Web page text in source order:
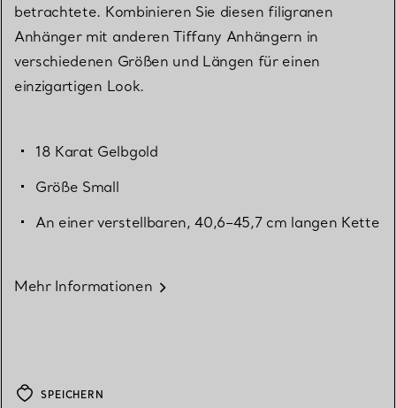
betrachtete. Kombinieren Sie diesen filigranen
Anhänger mit anderen Tiffany Anhängern in
verschiedenen Größen und Längen für einen
einzigartigen Look.
18 Karat Gelbgold
Größe Small
An einer verstellbaren, 40,6–45,7 cm langen Kette
Mehr Informationen
SPEICHERN